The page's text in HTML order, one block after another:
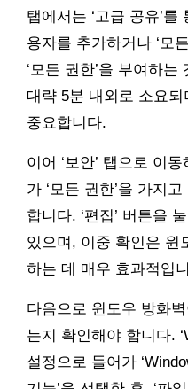
탭에서는 ‘고급 공유’를
용자를 추가하거나 ‘모
‘모든 권한’을 부여하
대략 5분 내외로 소요되
중요합니다.
이어 ‘보안’ 탭으로 이
가 ‘모든 권한’을 가지
합니다. ‘편집’ 버튼을
있으며, 이중 확인은 윈
하는 데 매우 효과적입
다음으로 윈도우 방화
는지 확인해야 합니다.
설정으로 들어가